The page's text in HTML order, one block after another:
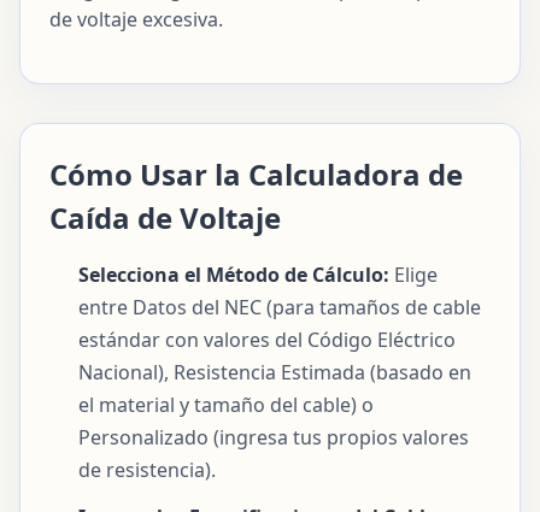
de voltaje excesiva.
Cómo Usar la Calculadora de
Caída de Voltaje
Selecciona el Método de Cálculo: Elige
entre Datos del NEC (para tamaños de cable
estándar con valores del Código Eléctrico
Nacional), Resistencia Estimada (basado en
el material y tamaño del cable) o
Personalizado (ingresa tus propios valores
de resistencia).